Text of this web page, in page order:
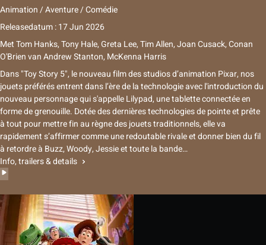
Animation / Aventure / Comédie
Releasedatum : 17 Jun 2026
MetTom Hanks,Tony Hale,Greta Lee,Tim Allen,Joan Cusack,Conan
O'BrienvanAndrew Stanton, McKenna Harris
Dans "Toy Story 5", le nouveau film des studios d’animation Pixar, nos
jouets préférés entrent dans l’ère de la technologie avec l'introduction du
nouveau personnage qui s'appelle Lilypad, une tablette connectée en
forme de grenouille. Dotée des dernières technologies de pointe et prête
à tout pour mettre fin au règne des jouets traditionnels, elle va
rapidement s’affirmer comme une redoutable rivale et donner bien du fil
à retordre à Buzz, Woody, Jessie et toute la bande…
Info, trailers & details